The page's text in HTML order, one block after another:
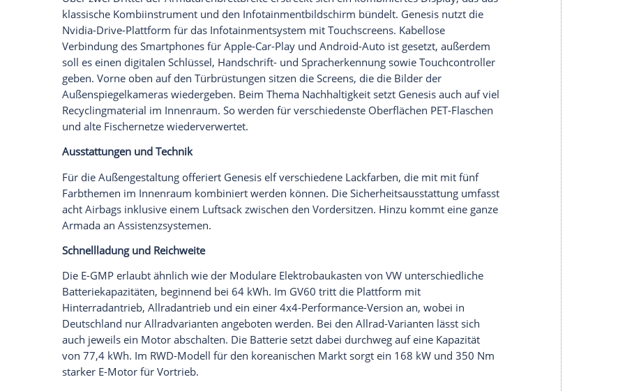
auch die kurze Front und der coupéartige Dachverlauf. Obere und untere Fensterlinie sind
jedoch verschieden. Der GV60 trägt horizontal zweigeteilte LED-Scheinwerfer an der Front.
Die Koreaner nennen sie Quad-Leuchten im Zwei-Linien-Design. Die Schürze trägt einen
breiten Kühlergrill. Motorhaube und Kotflügel zeigen sich einem einzigen Element vereint.
Das zurückversetzte Greenhouse steht auf Säulen, die schwarz gehalten sind und so ein
umlaufendes Fensterband suggerieren. Den oberen Abschluss der Fensterlinie bildet ein
umlaufendes Chromband mit keckem Haken in der C-Säule. Statt Außenspiegel verbaut
Genesis Kamera-Spiegel. Die Türgriffe sind bündig in die Türen eingelassen und treten nur
bei Gebrauch automatisch hervor. Die Heckleuchten nehmen das Zwei-Linien-Design der
Hauptscheinwerfer auf. Am unteren Rand der Heckscheibe sitzt ein großer Spoiler mit
integriertem drittem Bremslicht.
Das Interieur
Der Innenraum des GV60 wirkt auf den ersten Bildern geräumig und komfortabel. Der
Radstand von 2,90 Meter spricht ebenfalls dafür. Das auffälligste Merkmal im Innendesign
des GV60 ist die Crystal Sphere, eine kugelförmige elektronische Getriebesteuerung auf der
scheinbar schwebenden Mittelkonsole, die den Fahrer intuitiv über entgegenkommende
Fahrzeuge informiert. Die Kristallkugel kann aber auch Stimmungslichter generieren.
Über zwei Drittel der Armaturenbrettbreite erstreckt sich ein kombiniertes Display, das das